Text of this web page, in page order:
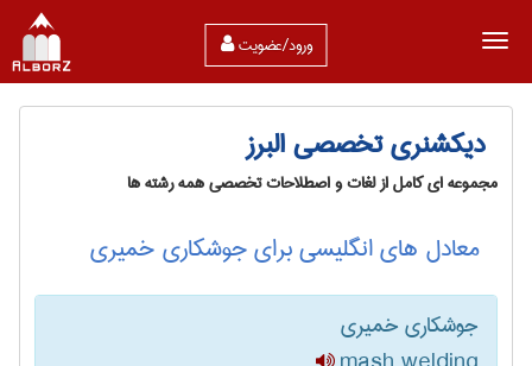
ورود/عضویت
دیکشنری تخصصی البرز
مجموعه ای کامل از لغات و اصطلاحات تخصصی همه رشته ها
معادل های انگلیسی برای جوشکاری خمیری
جوشکاری خمیری